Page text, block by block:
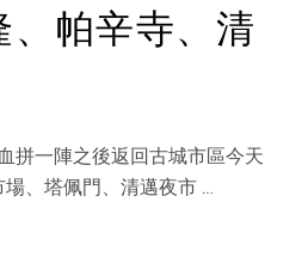
、帕辛寺、清
拼一陣之後返回古城市區今天
、塔佩門、清邁夜市 …